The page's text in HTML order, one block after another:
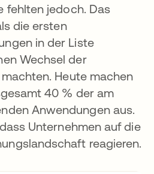
fehlten jedoch. Das
die ersten
in der Liste
Wechsel der
Heute machen
40 % der am
Anwendungen aus.
Unternehmen auf die
reagieren.